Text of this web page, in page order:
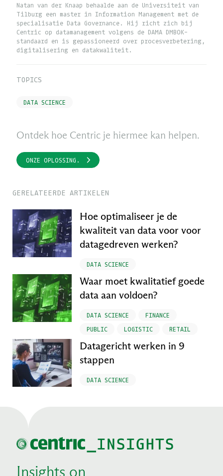
Natan van der Knaap behaalde aan de Universiteit van
Tilburg een master in Information Management met de
specialisatie Data Governance. Hij richt zich bij
Centric op datamanagement volgens de DAMA DMBOK-
standaard en is gepassioneerd over procesverbetering,
digitalisering en datakwaliteit.
TOPICS
DATA SCIENCE
Ontdek hoe Centric je hiermee kan helpen.
ONZE OPLOSSING.
GERELATEERDE ARTIKELEN
Hoe optimaliseer je de
kwaliteit van data voor voor
datagedreven werken?
DATA SCIENCE
Waar moet kwalitatief goede
data aan voldoen?
DATA SCIENCE
FINANCE
PUBLIC
LOGISTIC RETAIL
Datagericht werken in 9
stappen
DATA SCIENCE
Insights on